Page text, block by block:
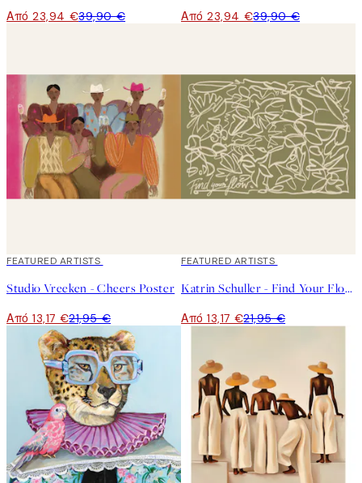
Από 23,94 €39,90 € Από 23,94 €39,90 €
40%*
FEATURED ARTISTS
Studio Vreeken - Cheers Poster
Από 13,17 €21,95 €
40%*
FEATURED ARTISTS
Katrin Schuller - Find Your Flow Poster
Από 13,17 €21,95 €